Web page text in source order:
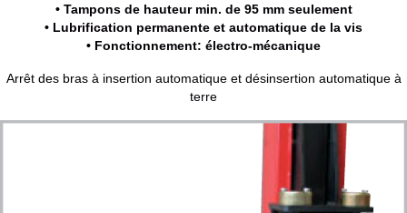
• Tampons de hauteur min. de 95 mm seulement
• Lubrification permanente et automatique de la vis
• Fonctionnement: électro-mécanique
Arrêt des bras à insertion automatique et désinsertion automatique à
terre